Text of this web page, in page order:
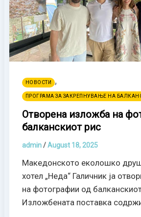
НОВОСТИ ,
ПРОГРАМА ЗА ЗАКРЕПНУВАЊЕ НА
Отворена изложба на
балканскиот рис
admin/August 18, 2025
Македонското еколошко
хотел „Неда“ Галичник ја
на фотографии од
Изложбената поставка